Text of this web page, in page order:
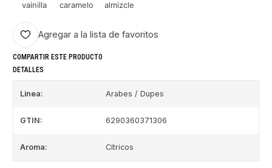
vainilla caramelo almizcle
Agregar a la lista de favoritos
COMPARTIR ESTE PRODUCTO
DETALLES
Linea: Arabes / Dupes
GTIN: 6290360371306
Aroma: Cítricos